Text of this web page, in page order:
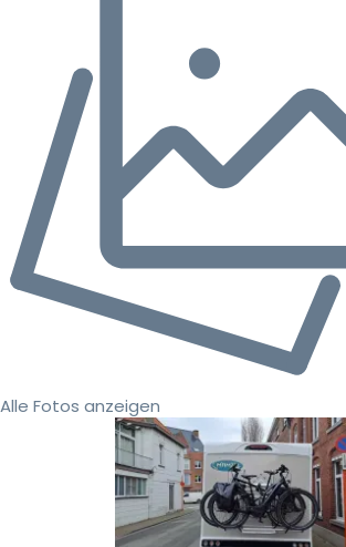
Alle Fotos anzeigen